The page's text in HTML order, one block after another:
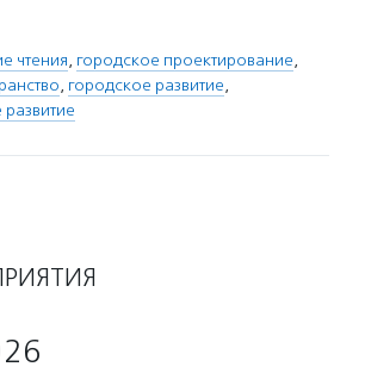
чтения, городское проектирование,
, городское развитие,